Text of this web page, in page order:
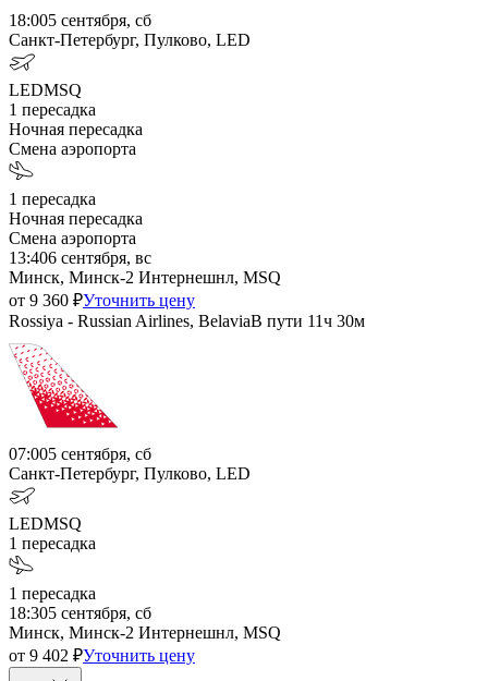
18:005 сентября, сб
Санкт-Петербург, Пулково, LED
LEDMSQ
1 пересадка
Ночная пересадка
Смена аэропорта
1 пересадка
Ночная пересадка
Смена аэропорта
13:406 сентября, вс
Минск, Минск-2 Интернешнл, MSQ
от 9 360 ₽Уточнить цену
Rossiya - Russian Airlines, BelaviaВ пути 11ч 30м
07:005 сентября, сб
Санкт-Петербург, Пулково, LED
LEDMSQ
1 пересадка
1 пересадка
18:305 сентября, сб
Минск, Минск-2 Интернешнл, MSQ
от 9 402 ₽Уточнить цену